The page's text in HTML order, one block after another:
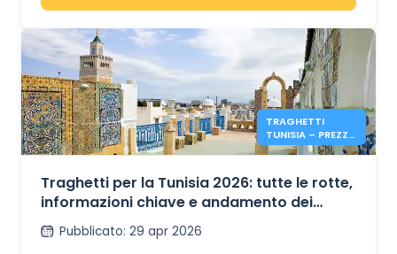
TRAGHETTI
TUNISIA – PREZZI
& INFO ESTATE
Traghetti per la Tunisia 2026: tutte le rotte,
informazioni chiave e andamento dei
prezzi estivi
Pubblicato: 29 apr 2026